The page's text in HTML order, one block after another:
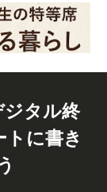
ジタル終
に書き